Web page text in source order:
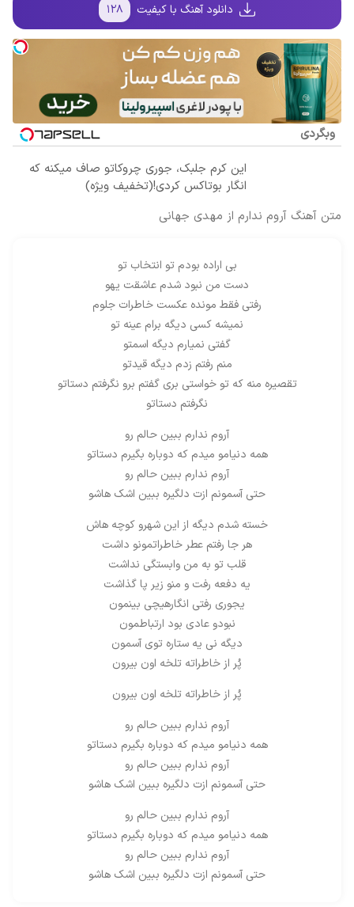
دانلود آهنگ با کیفیت ۱۲۸
وبگردی
این کرم جلبک، جوری چروکاتو صاف میکنه که
انگار بوتاکس کردی!(تخفیف ویژه)
متن آهنگ آروم ندارم از مهدی جهانی
بی اراده بودم تو انتخاب تو
دست من نبود شدم عاشقت یهو
رفتی فقط مونده عکست خاطرات جلوم
نمیشه کسی دیگه برام عینه تو
گفتی نمیارم دیگه اسمتو
منم رفتم زدم دیگه قیدتو
تقصیره منه که تو خواستی بری گفتم برو نگرفتم دستاتو
نگرفتم دستاتو
آروم ندارم ببین حالم رو
همه دنیامو میدم که دوباره بگیرم دستاتو
آروم ندارم ببین حالم رو
حتی آسمونم ازت دلگیره ببین اشک هاشو
خسته شدم دیگه از این شهرو کوچه هاش
هر جا رفتم عطر خاطراتمونو داشت
قلب تو به من وابستگی نداشت
یه دفعه رفت و منو زیر پا گذاشت
یجوری رفتی انگارهیچی بینمون
نبودو عادی بود ارتباطمون
دیگه نی یه ستاره توی آسمون
پُر از خاطراته تلخه اون بیرون
پُر از خاطراته تلخه اون بیرون
آروم ندارم ببین حالم رو
همه دنیامو میدم که دوباره بگیرم دستاتو
آروم ندارم ببین حالم رو
حتی آسمونم ازت دلگیره ببین اشک هاشو
آروم ندارم ببین حالم رو
همه دنیامو میدم که دوباره بگیرم دستاتو
آروم ندارم ببین حالم رو
حتی آسمونم ازت دلگیره ببین اشک هاشو